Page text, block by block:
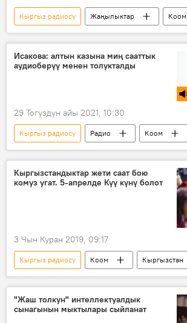
Кыргыз радиосу Жаңылыктар
Коом
Кыргызстан
Маданият
балдар
Турсун Уралиев
Исакова: алтын казына миң сааттык
аудиоберүү менен толукталды
29 Тогуздун айы 2021, 10:30
Кыргыз радиосу Радио
Коом
Кыргызстан
мурас аудио
Кыргызстандыктар жети саат бою
комуз угат. 5-апрелде Күү күнү болот
3 Чын Куран 2019, 09:17
Кыргыз радиосу Коом
Кыргызстан
Жаңылыктар
Маданият
Самара Токтакунова
"Жаш толкун" интеллектуалдык
сынагынын мыктылары сыйланат